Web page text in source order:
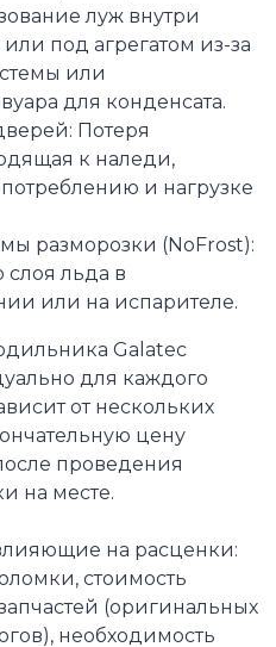
луж внутри
под агрегатом из-за
или
для конденсата.
Потеря
к наледи,
и нагрузке
разморозки (NoFrost):
слоя льда в
или на испарителе.
Galatec
для каждого
от нескольких
цену
проведения
на месте.
на расценки:
стоимость
(оригинальных
необходимость